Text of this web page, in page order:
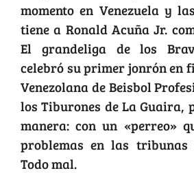
momento en Venezuela y
tiene a Ronald Acuña Jr.
El grandeliga de los
celebró su primer jonrón en
Venezolana de Beisbol
los Tiburones de La Guaira,
manera: con un «perreo»
problemas en las
Todo mal.